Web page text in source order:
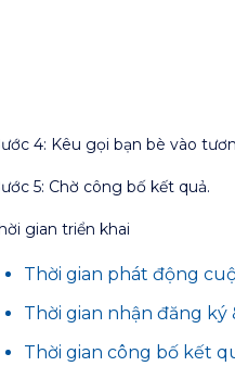
4: Kêu gọi bạn bè vào
5: Chờ công bố kết quả.
gian triển khai
Thời gian phát động
Thời gian nhận đăng
Thời gian công bố kết